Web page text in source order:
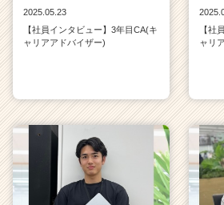
2025.05.23
【社員インタビュー】3年目CA(キ
ャリアアドバイザー)
【社
ャリ